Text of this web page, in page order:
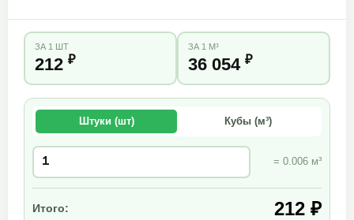
ЗА 1 ШТ
212 ₽
ЗА 1 М³
36 054 ₽
Штуки (шт) Кубы (м³)
= 0.006 м³
Итого: 212 ₽